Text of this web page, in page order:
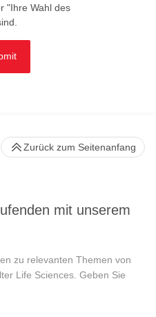
"Ihre Wahl des
mit unserem
zu relevanten Themen von
Life Sciences. Geben Sie
Zurück zum Seitenanfang